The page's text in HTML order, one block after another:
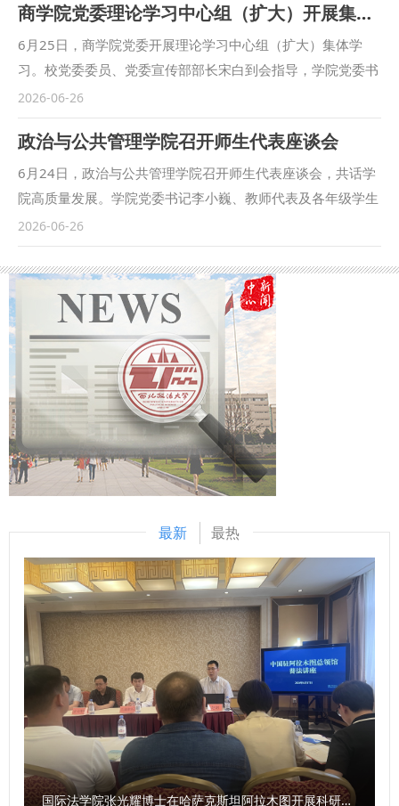
商学院党委理论学习中心组（扩大）开展集体学习
6月25日，商学院党委开展理论学习中心组（扩大）集体学
习。校党委委员、党委宣传部部长宋白到会指导，学院党委书
记燕楠主持会议，学院领导班子、各系部主任、党支部书记、
行政人员、学工干部参加学习。 会议集体学习习近平总书记
给新华社老党员张连生的回信，学习《求是》杂志发表的习近
平总书记重要文章《前瞻布局和发展未来产业》《一体推进教
育科技人才发展》，学习习近平总书记在浙江工作期间树立和
践行正确政绩观实践案例，学习全国党建工作座谈会精神和
《关于学习贯彻习近平党建思想的通知》。 会议要求，全体
师生要深学细悟总书记回信精神，结合树立和践行正确政绩观
学习教育，传承老党员忠诚奉献的优良品格，践行“躬耕教
坛、强国有我”时代使命。要紧扣教育、科技、人才一体化发
展战略部署，立足学院法商融合办学特色，持续优化学科专业
布局，着力培育复合型法商人才。要全面落实新时代党的建设
总要求，以习近平党建思想为根本遵循，推动党建工作与教学
科研、人才培养深度融合，以高质量党建引领学院事业高质量
发展。 交流研讨环节，巩飞、李小彬、梁菁三位同志围绕树
立和践行正确政绩观，结合各自岗位实际分享学习心得。 宋
白充分肯定了本次会议学习成效。她表示，要牢牢把握理论学
习政治属性，发挥领导班子“关键少数”示范带头作用；要紧扣
上级党组织工作部署，将中心组学习纳入意识形态工作责任
制，从严管好各类阵地，精准摸排师生思想动态，防范化解风
险隐患；要坚持学用贯通，树立和践行正确政绩观，以务实举
措破解学院发展难题。 商学院党委将以本次专题学习为契
机，严格执行中心组学习制度，强化学用结合、细化工作举
措，团结带领全院师生真抓实干、锐意进取，以实实在在的工
作成效交出满意答卷。 （供稿：商学院（管理学院） 撰稿：
张琪 审核：燕楠）
2026-06-26
政治与公共管理学院召开师生代表座谈会
6月24日，政治与公共管理学院召开师生代表座谈会，共话学
院高质量发展。学院党委书记李小巍、教师代表及各年级学生
代表参加座谈，院长尚海洋主持座谈会。 座谈会上，与会师
生围绕提高学院工作质效、完善发展路径、优化体制机制等议
题展开深入交流。教师代表结合教学科研实际，就加强教研室
之间的交流协作、促进跨学科教研融合、完善基层教学组织运
行机制等提出了建设性意见。学生代表结合自身学习体验，围
绕课程设置优化、实践教学拓展、职业生涯规划指导等方面畅
所欲言，并就学院管理服务中的具体问题提出建议。 尚海洋
认真听取师生建议，对大家心系学院发展、积极建言献策的主
人翁意识给予充分肯定。他表示，学院正处于内涵式发展的关
键时期，要聚焦立德树人根本任务，以提升治理效能为抓手，
推动学院各项工作提质增效。 李小巍表示，学院将持续深化
院务公开，畅通师生沟通渠道，完善意见诉求反馈机制，确保
师生关切“件件有回音、事事有着落”。 学院将以此次座谈会为
契机，认真梳理师生意见建议，建立健全常态化师生交流机
制，进一步凝聚发展共识、激发内生动力，推动学院治理体系
和治理能力不断提升。 （供稿：政治与公共管理学院 撰稿：
吕静 审核：李小巍）
2026-06-26
最新 最热
国际法学院张光耀博士在哈萨克斯坦阿拉木图开展科研与社会服务活动